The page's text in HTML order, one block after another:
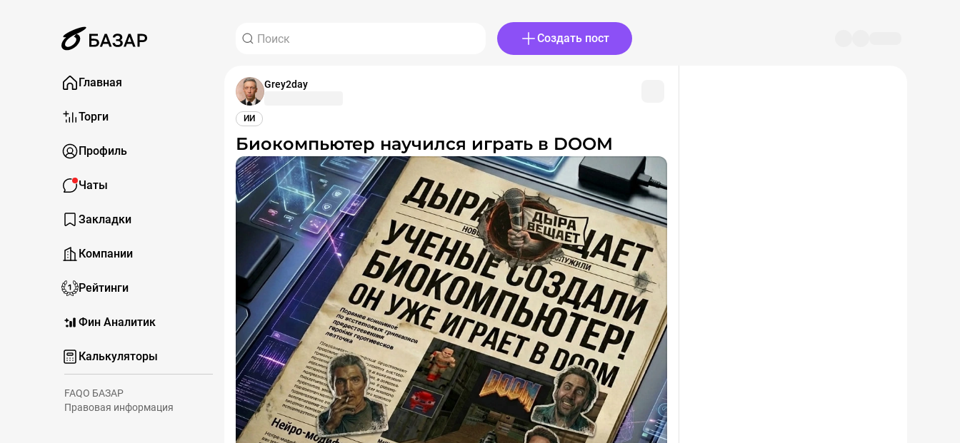
Создать пост
Главная
Торги
Профиль
Чаты
Закладки
Компании
Рейтинги
Фин Аналитик
Калькуляторы
FAQО БАЗАР
Правовая информация
Grey2day
ИИ
Биокомпьютер научился играть в DOOM